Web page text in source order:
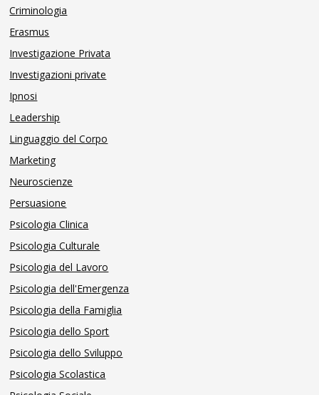
Criminologia
Erasmus
Investigazione Privata
Investigazioni private
Ipnosi
Leadership
Linguaggio del Corpo
Marketing
Neuroscienze
Persuasione
Psicologia Clinica
Psicologia Culturale
Psicologia del Lavoro
Psicologia dell'Emergenza
Psicologia della Famiglia
Psicologia dello Sport
Psicologia dello Sviluppo
Psicologia Scolastica